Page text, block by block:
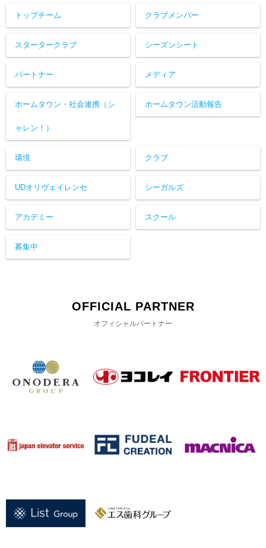
トップチーム クラブメンバー
スタータークラブ シーズンシート
パートナー メディア
ホームタウン・社会連携（シ
ャレン！）
ホームタウン活動報告
環境 クラブ
UDオリヴェイレンセ シーガルズ
アカデミー スクール
募集中
OFFICIAL PARTNER
オフィシャルパートナー